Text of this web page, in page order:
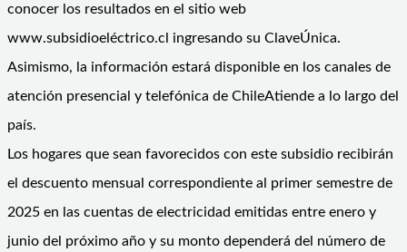
conocer los resultados en el sitio web
www.subsidioeléctrico.cl ingresando su ClaveÚnica.
Asimismo, la información estará disponible en los canales de
atención presencial y telefónica de ChileAtiende a lo largo del
país.
Los hogares que sean favorecidos con este subsidio recibirán
el descuento mensual correspondiente al primer semestre de
2025 en las cuentas de electricidad emitidas entre enero y
junio del próximo año y su monto dependerá del número de